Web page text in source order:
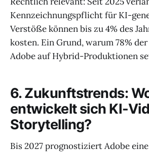
Kennzeichnungspflicht für KI-
Verstöße können bis zu 4% des
kosten. Ein Grund, warum 78%
Adobe auf Hybrid-Produktionen
6. Zukunftstrends:
entwickelt sich KI-
Storytelling?
Bis 2027 prognostiziert Adobe